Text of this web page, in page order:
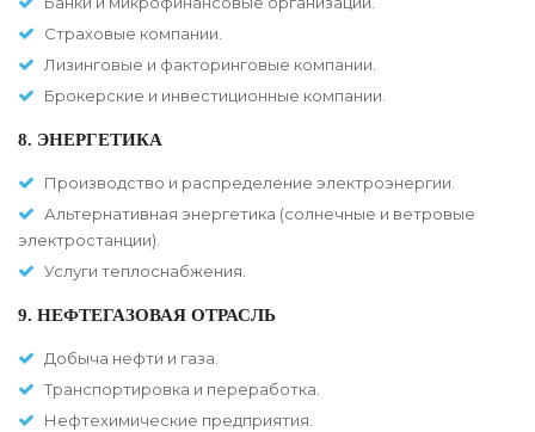
Страховые компании.
Лизинговые и факторинговые компании.
Брокерские и инвестиционные компании.
8. ЭНЕРГЕТИКА
Производство и распределение электроэнергии.
Альтернативная энергетика (солнечные и ветровые
электростанции).
Услуги теплоснабжения.
9. НЕФТЕГАЗОВАЯ ОТРАСЛЬ
Добыча нефти и газа.
Транспортировка и переработка.
Нефтехимические предприятия.